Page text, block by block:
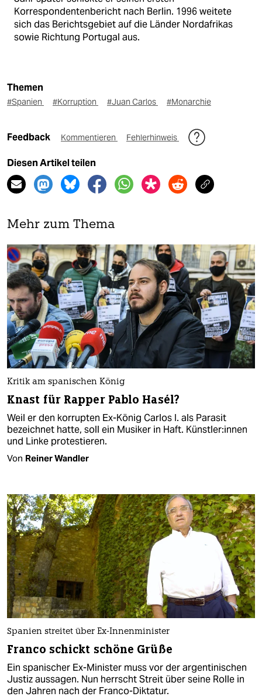
Korrespondentenbericht nach Berlin. 1996 weitete
sich das Berichtsgebiet auf die Länder Nordafrikas
sowie Richtung Portugal aus.
Themen
#Spanien #Korruption #Juan Carlos #Monarchie
Feedback Kommentieren Fehlerhinweis
Diesen Artikel teilen
Mehr zum Thema
Kritik am spanischen König
Knast für Rapper Pablo Hasél?
Weil er den korrupten Ex-König Carlos I. als Parasit
bezeichnet hatte, soll ein Musiker in Haft. Künst­le­r:in­nen
und Linke protestieren.
Von Reiner Wandler
Spanien streitet über Ex-Innenminister
Franco schickt schöne Grüße
Ein spanischer Ex-Minister muss vor der argentinischen
Justiz aussagen. Nun herrscht Streit über seine Rolle in
den Jahren nach der Franco-Diktatur.